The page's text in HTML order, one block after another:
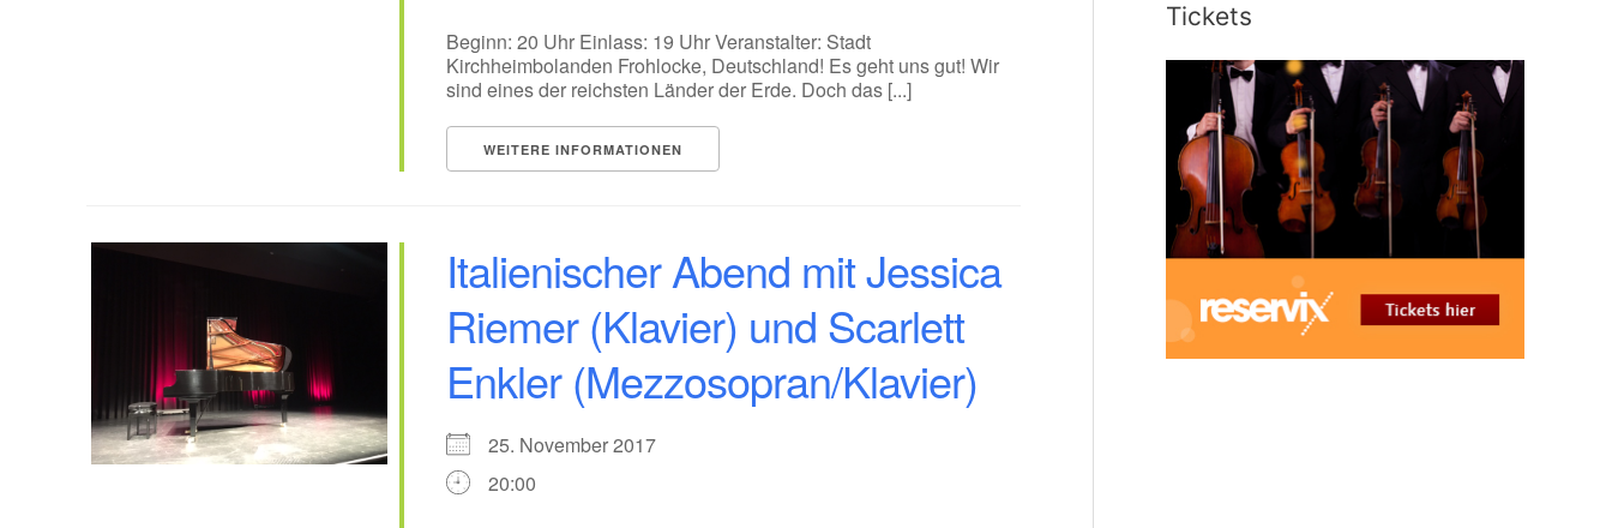
Beginn: 20 Uhr Einlass: 19 Uhr Veranstalter: Stadt
Kirchheimbolanden Frohlocke, Deutschland! Es geht uns gut! Wir
sind eines der reichsten Länder der Erde. Doch das [...]
WEITERE INFORMATIONEN
Italienischer Abend mit Jessica
Riemer (Klavier) und Scarlett
Enkler (Mezzosopran/Klavier)
25. November 2017
20:00
Tickets